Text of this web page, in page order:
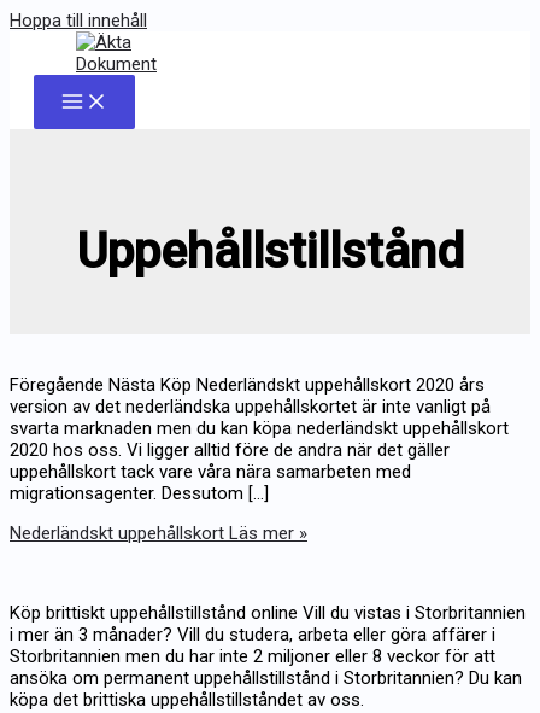
Hoppa till innehåll
Uppehållstillstånd
Föregående Nästa Köp Nederländskt uppehållskort 2020 års
version av det nederländska uppehållskortet är inte vanligt på
svarta marknaden men du kan köpa nederländskt uppehållskort
2020 hos oss. Vi ligger alltid före de andra när det gäller
uppehållskort tack vare våra nära samarbeten med
migrationsagenter. Dessutom […]
Nederländskt uppehållskort Läs mer »
Köp brittiskt uppehållstillstånd online Vill du vistas i Storbritannien
i mer än 3 månader? Vill du studera, arbeta eller göra affärer i
Storbritannien men du har inte 2 miljoner eller 8 veckor för att
ansöka om permanent uppehållstillstånd i Storbritannien? Du kan
köpa det brittiska uppehållstillståndet av oss.